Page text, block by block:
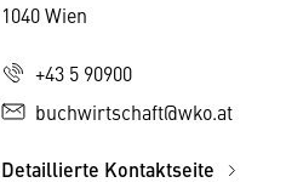
1040 Wien
+43 5 90900
buchwirtschaft@wko.at
Detaillierte Kontaktseite